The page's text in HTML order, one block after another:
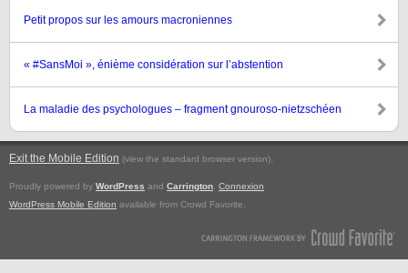
Petit propos sur les amours macroniennes
« #SansMoi », énième considération sur l’abstention
La maladie des psychologues – fragment gnouroso-nietzschéen
Exit the Mobile Edition (view the standard browser version).
Proudly powered by WordPress and Carrington Connexion
WordPress Mobile Edition available from Crowd Favorite.